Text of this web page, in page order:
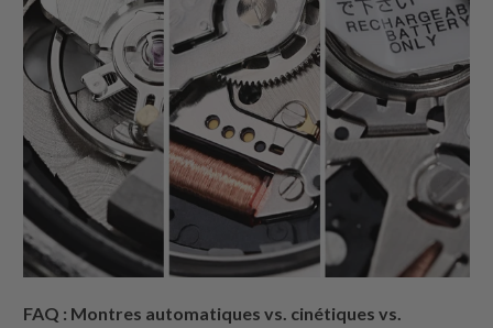
FAQ : Montres automatiques vs. cinétiques vs.